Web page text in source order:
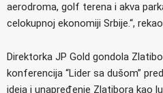
aerodroma, golf terena i akva
celokupnoj ekonomiji Srbije.“,
Direktorka JP Gold gondola
konferencija “Lider sa dušom”
ideja i unapređenje Zlatibora kao